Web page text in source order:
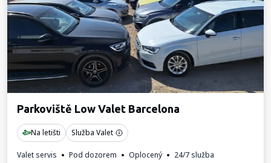
Parkoviště Low Valet Barcelona
Na letišti Služba Valet
Valet servis Pod dozorem Oplocený
24/7 služba